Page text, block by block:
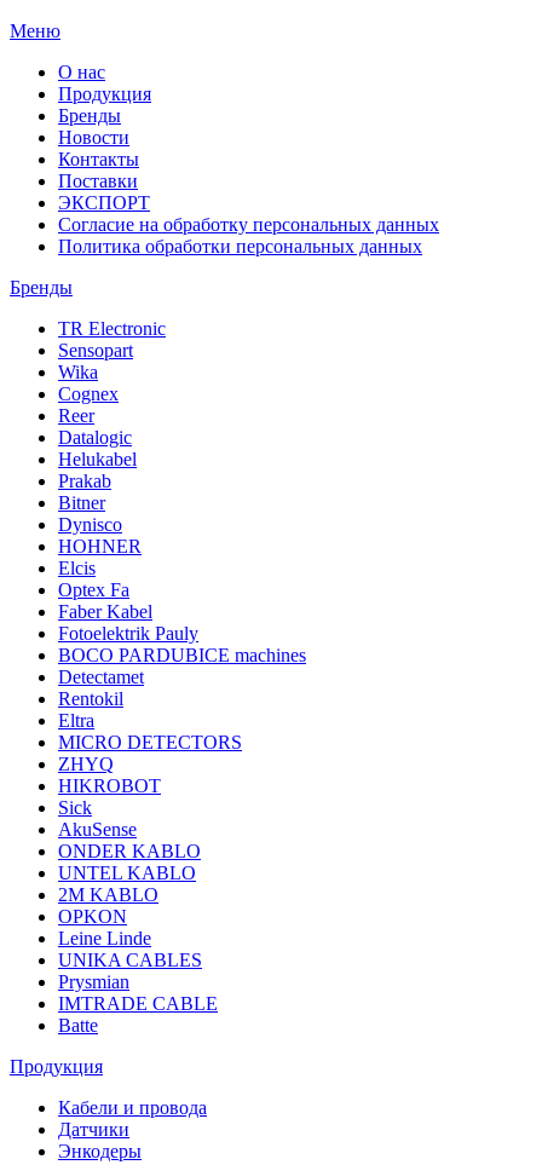
Меню
О нас
Продукция
Бренды
Новости
Контакты
Поставки
ЭКСПОРТ
Согласие на обработку персональных данных
Политика обработки персональных данных
Бренды
TR Electronic
Sensopart
Wika
Cognex
Reer
Datalogic
Helukabel
Prakab
Bitner
Dynisco
HOHNER
Elcis
Optex Fa
Faber Kabel
Fotoelektrik Pauly
BOCO PARDUBICE machines
Detectamet
Rentokil
Eltra
MICRO DETECTORS
ZHYQ
HIKROBOT
Sick
AkuSense
ONDER KABLO
UNTEL KABLO
2M KABLO
OPKON
Leine Linde
UNIKA CABLES
Prysmian
IMTRADE CABLE
Batte
Продукция
Кабели и провода
Датчики
Энкодеры